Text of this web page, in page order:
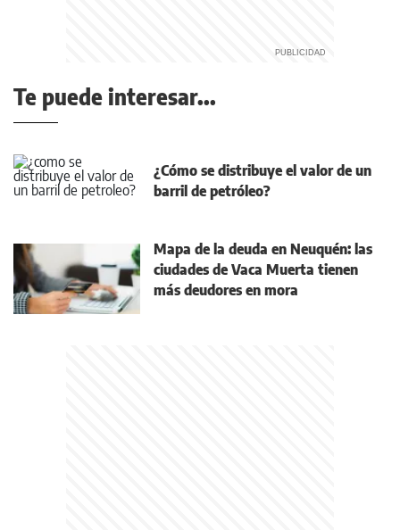
Te puede interesar...
¿Cómo se distribuye el valor de un
barril de petróleo?
Mapa de la deuda en Neuquén: las
ciudades de Vaca Muerta tienen
más deudores en mora